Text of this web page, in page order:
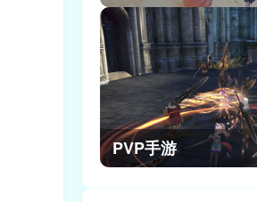
PVP手游